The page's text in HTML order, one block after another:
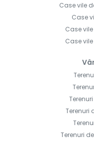
Case vile
Case
Case
Case
Terenuri
Terenuri